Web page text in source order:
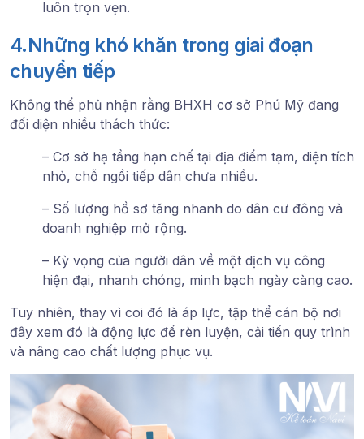
luôn trọn vẹn.
4.Những khó khăn trong giai đoạn
chuyển tiếp
Không thể phủ nhận rằng BHXH cơ sở Phú Mỹ đang
đối diện nhiều thách thức:
– Cơ sở hạ tầng hạn chế tại địa điểm tạm, diện tích
nhỏ, chỗ ngồi tiếp dân chưa nhiều.
– Số lượng hồ sơ tăng nhanh do dân cư đông và
doanh nghiệp mở rộng.
– Kỳ vọng của người dân về một dịch vụ công
hiện đại, nhanh chóng, minh bạch ngày càng cao.
Tuy nhiên, thay vì coi đó là áp lực, tập thể cán bộ nơi
đây xem đó là động lực để rèn luyện, cải tiến quy trình
và nâng cao chất lượng phục vụ.